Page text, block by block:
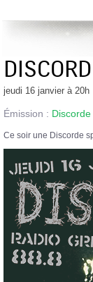
jeudi 16 janvier à 20h
Émission : Discorde
Ce soir une Discorde